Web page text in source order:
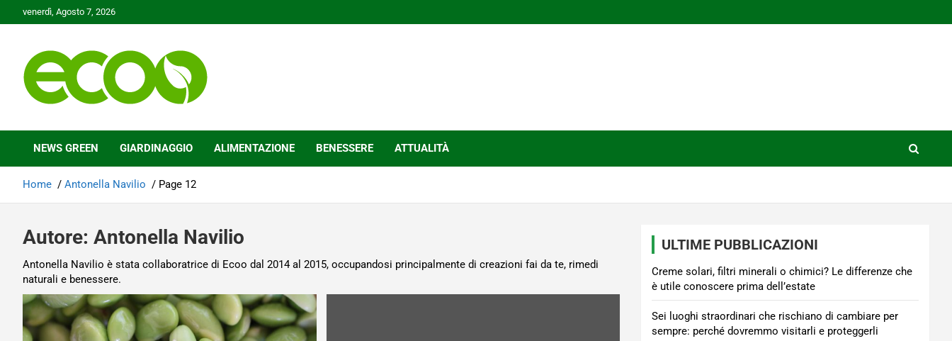
to
venerdì, Agosto 7, 2026
Ecoo.it
NEWS GREEN GIARDINAGGIO ALIMENTAZIONE BENESSERE ATTUALITÀ
Home Antonella Navilio Page 12
Autore: Antonella Navilio
Antonella Navilio è stata collaboratrice di Ecoo dal 2014 al 2015, occupandosi principalmente di creazioni fai da te, rimedi
naturali e benessere.
ULTIME PUBBLICAZIONI
Creme solari, filtri minerali o chimici? Le differenze che
è utile conoscere prima dell’estate
Sei luoghi straordinari che rischiano di cambiare per
sempre: perché dovremmo visitarli e proteggerli